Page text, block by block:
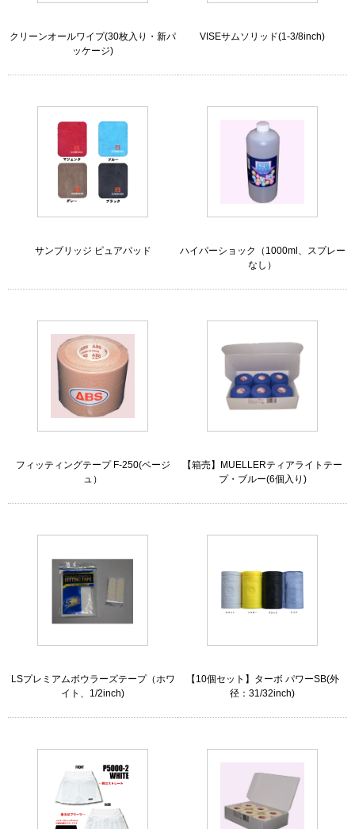
クリーンオールワイプ(30枚入り・新パ
ッケージ)
VISEサムソリッド(1-3/8inch)
サンブリッジ ピュアパッド
ハイパーショック（1000ml、スプレー
なし）
フィッティングテープ F-250(ベージ
ュ）
【箱売】MUELLERティアライトテー
プ・ブルー(6個入り)
LSプレミアムボウラーズテープ（ホワ
イト、1/2inch)
【10個セット】ターボ パワーSB(外
径：31/32inch)